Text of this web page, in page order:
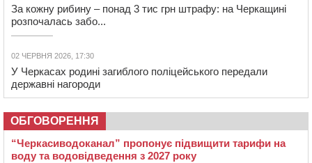
За кожну рибину – понад 3 тис грн штрафу: на Черкащині
розпочалась забо...
02 ЧЕРВНЯ 2026, 17:30
У Черкасах родині загиблого поліцейського передали
державні нагороди
ОБГОВОРЕННЯ
“Черкасиводоканал” пропонує підвищити тарифи на
воду та водовідведення з 2027 року